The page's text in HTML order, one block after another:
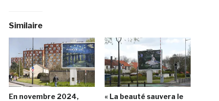
Similaire
En novembre 2024,
« La beauté sauvera le